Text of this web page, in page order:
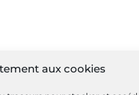
aux cookies